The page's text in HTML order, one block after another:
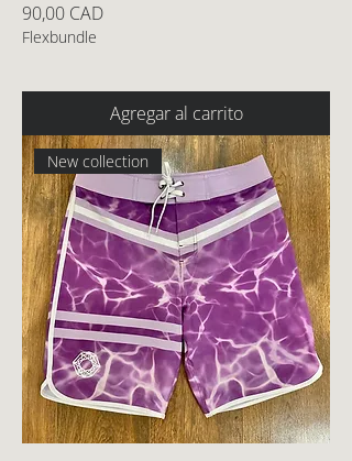
Precio
90,00 CAD
Flexbundle
Agregar al carrito
New collection